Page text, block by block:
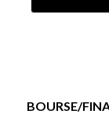
BOURSE/